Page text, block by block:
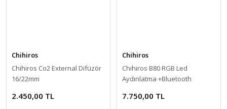
Chihiros
Chihiros Co2 External Difüzör
16/22mm
2.450,00 TL
Chihiros
Chihiros B80 RGB Led
Aydınlatma +Bluetooth
7.750,00 TL